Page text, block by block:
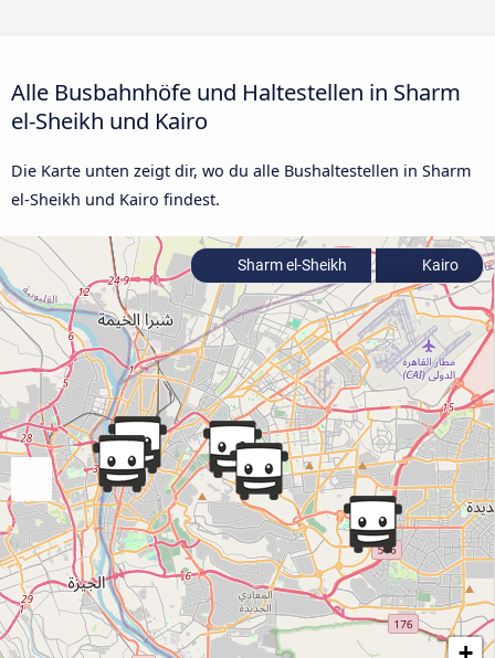
Alle Busbahnhöfe und Haltestellen in Sharm
el-Sheikh und Kairo
Die Karte unten zeigt dir, wo du alle Bushaltestellen in Sharm
el-Sheikh und Kairo findest.
Sharm el-Sheikh Kairo